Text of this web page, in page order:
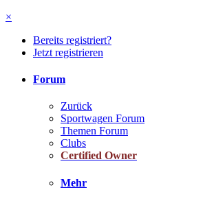
×
Bereits registriert?
Jetzt registrieren
Forum
Zurück
Sportwagen Forum
Themen Forum
Clubs
Certified Owner
Mehr